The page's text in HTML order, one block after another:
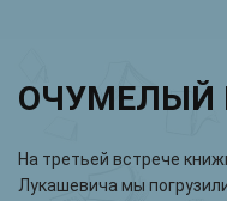
ОЧУМЕЛЫЙ
На третьей встрече
Лукашевича мы